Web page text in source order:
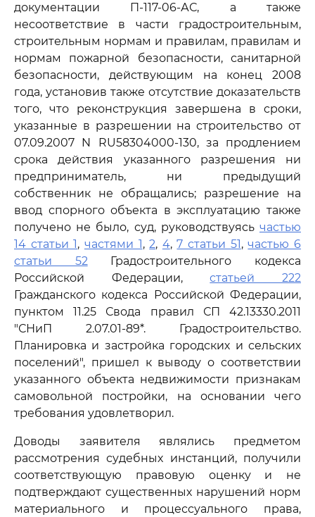
документации П-117-06-АС, а также
несоответствие в части градостроительным,
строительным нормам и правилам, правилам и
нормам пожарной безопасности, санитарной
безопасности, действующим на конец 2008
года, установив также отсутствие доказательств
того, что реконструкция завершена в сроки,
указанные в разрешении на строительство от
07.09.2007 N RU58304000-130, за продлением
срока действия указанного разрешения ни
предприниматель, ни предыдущий
собственник не обращались; разрешение на
ввод спорного объекта в эксплуатацию также
получено не было, суд, руководствуясь частью
14 статьи 1, частями 1,2, 4,7 статьи 51,частью 6
статьи 52Градостроительного кодекса
Российской Федерации,статьей 222
Гражданского кодекса Российской Федерации,
пунктом 11.25 Свода правил СП 42.13330.2011
"СНиП 2.07.01-89*. Градостроительство.
Планировка и застройка городских и сельских
поселений", пришел к выводу о соответствии
указанного объекта недвижимости признакам
самовольной постройки, на основании чего
требования удовлетворил.
Доводы заявителя являлись предметом
рассмотрения судебных инстанций, получили
соответствующую правовую оценку и не
подтверждают существенных нарушений норм
материального и процессуального права,